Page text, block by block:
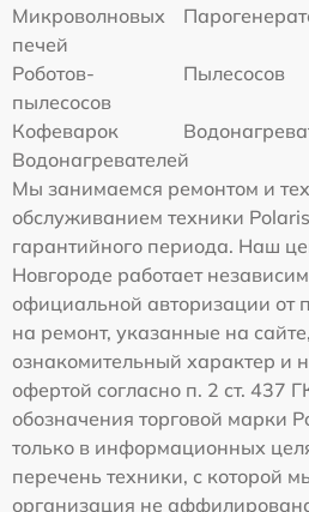
Микроволновых
печей
Роботов-
пылесосов
Пылесосов
Кофеварок
Водонагревателей
Мы занимаемся ремонтом и
обслуживанием техники
гарантийного периода. Наш
Новгороде работает
официальной авторизации от
на ремонт, указанные на
ознакомительный характер и
офертой согласно п. 2 ст. 437
обозначения торговой марки
только в информационных
перечень техники, с которой
организация не